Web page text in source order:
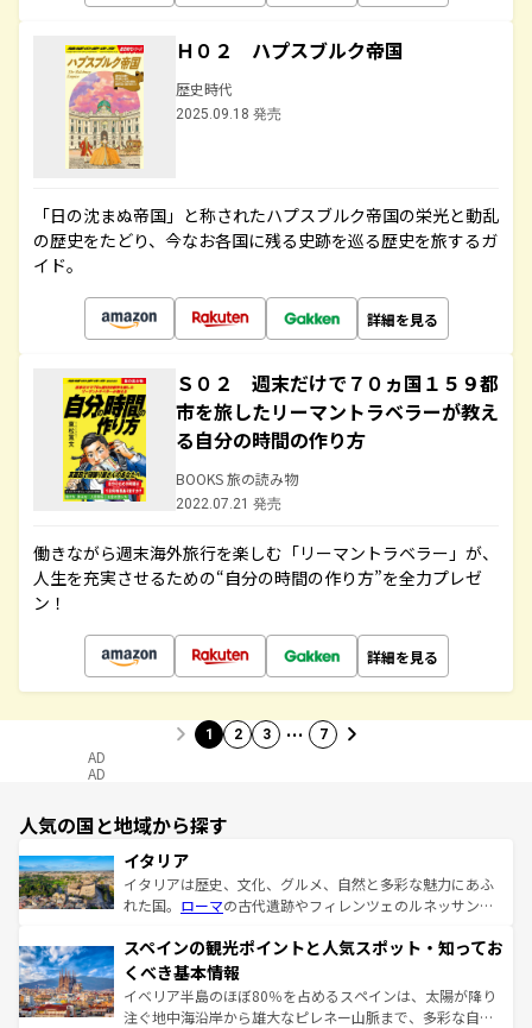
Ｈ０２ ハプスブルク帝国
歴史時代
2025.09.18 発売
「日の沈まぬ帝国」と称されたハプスブルク帝国の栄光と動乱
の歴史をたどり、今なお各国に残る史跡を巡る歴史を旅するガ
イド。
詳細を見る
Ｓ０２ 週末だけで７０ヵ国１５９都
市を旅したリーマントラベラーが教え
る自分の時間の作り方
BOOKS 旅の読み物
2022.07.21 発売
働きながら週末海外旅行を楽しむ「リーマントラベラー」が、
人生を充実させるための“自分の時間の作り方”を全力プレゼ
ン！
詳細を見る
1 2 3 … 7
AD
AD
人気の国と地域から探す
イタリア
イタリアは歴史、文化、グルメ、自然と多彩な魅力にあふ
れた国。 ローマの古代遺跡やフィレンツェのルネッサンス
ろん、トスカーナの美しい田園風景やアマルフィ海岸の絶
景など、自然景観も見逃せない。観光の合間には、本場の
ピザやパスタなど、絶品のイタリア料理を堪能することも
できる。朝目覚めてから夜眠るまで、すべての瞬間を楽し
スペインの観光ポイントと人気スポット・知ってお
くべき基本情報
イベリア半島のほぼ80％を占めるスペインは、太陽が降り
注ぐ地中海沿岸から雄大なピレネー山脈まで、多彩な自然